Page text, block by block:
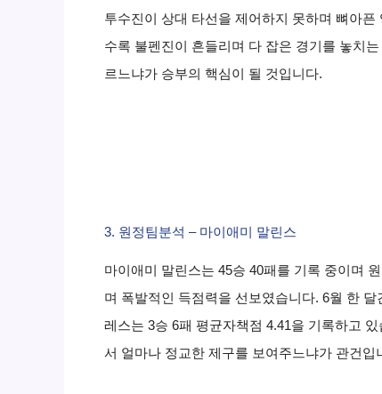
투수진이 상대 타선을 제어하지 못하며 뼈아
수록 불펜진이 흔들리며 다 잡은 경기를 놓치
르느냐가 승부의 핵심이 될 것입니다.
3. 원정팀분석 – 마이애미 말린스
마이애미 말린스는 45승 40패를 기록 중이며
며 폭발적인 득점력을 선보였습니다. 6월 한
레스는 3승 6패 평균자책점 4.41을 기록하고
서 얼마나 정교한 제구를 보여주느냐가 관건입